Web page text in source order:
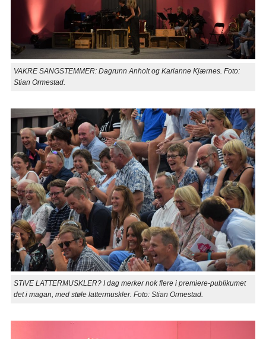
VAKRE SANGSTEMMER: Dagrunn Anholt og Karianne Kjærnes. Foto:
Stian Ormestad.
STIVE LATTERMUSKLER? I dag merker nok flere i premiere-publikumet
det i magan, med støle lattermuskler. Foto: Stian Ormestad.